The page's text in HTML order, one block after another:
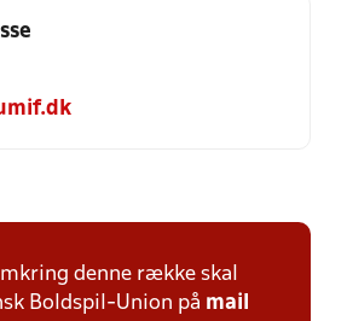
denne række skal
Boldspil-Union på mail